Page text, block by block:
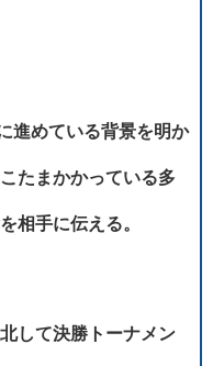
進めている背景を明か
たまかかっている多
相手に伝える。
して決勝トーナメン